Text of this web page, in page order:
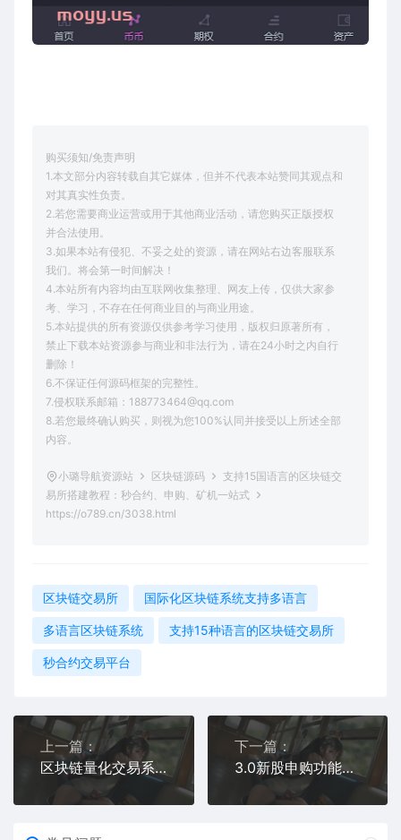
购买须知/免责声明
1.本文部分内容转载自其它媒体，但并不代表本站赞同其观点和
对其真实性负责。
2.若您需要商业运营或用于其他商业活动，请您购买正版授权
并合法使用。
3.如果本站有侵犯、不妥之处的资源，请在网站右边客服联系
我们。将会第一时间解决！
4.本站所有内容均由互联网收集整理、网友上传，仅供大家参
考、学习，不存在任何商业目的与商业用途。
5.本站提供的所有资源仅供参考学习使用，版权归原著所有，
禁止下载本站资源参与商业和非法行为，请在24小时之内自行
删除！
6.不保证任何源码框架的完整性。
7.侵权联系邮箱：188773464@qq.com
8.若您最终确认购买，则视为您100%认同并接受以上所述全部
内容。
小璐导航资源站 区块链源码
支持15国语言的区块链交
易所搭建教程：秒合约、申购、矿机一站式
https://o789.cn/3038.html
区块链交易所 国际化区块链系统支持多语言
多语言区块链系统 支持15种语言的区块链交易所
秒合约交易平台
上一篇：
区块链量化交易系统源码 | 支持多策略自动化交易机器人
下一篇：
3.0新股申购功能+独立管理后台+实时分时线和K线/配资系统源码